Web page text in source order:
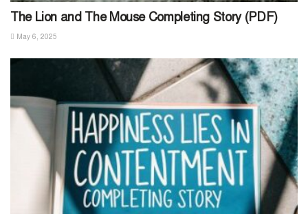
The Lion and The Mouse Completing Story (PDF)
May 6, 2025